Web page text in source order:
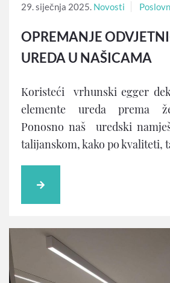
29. siječnja 2025. Novosti
OPREMANJE
UREDA U NAŠICAMA
Koristeći vrhunski egger
elemente ureda prema
Ponosno naš uredski
talijanskom, kako po kvaliteti,